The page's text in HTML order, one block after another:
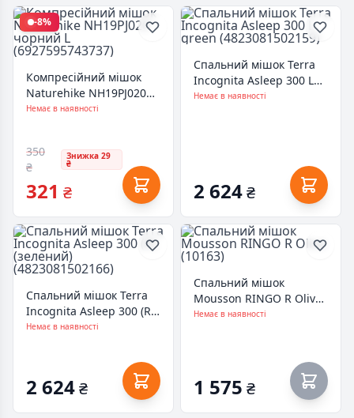
-8%
Компресійний мішок
Naturehike NH19PJ020
чорний L
Немає в наявності
350
₴
Знижка 29
₴
321 ₴
Спальний мішок Terra
Incognita Asleep 300 L
green (4823081502159)
Немає в наявності
2 624₴
Спальний мішок Terra
Incognita Asleep 300 (R)
(зелений)
Немає в наявності
2 624₴
Спальний мішок
Mousson RINGO R Olive
(10163)
Немає в наявності
1 575 ₴